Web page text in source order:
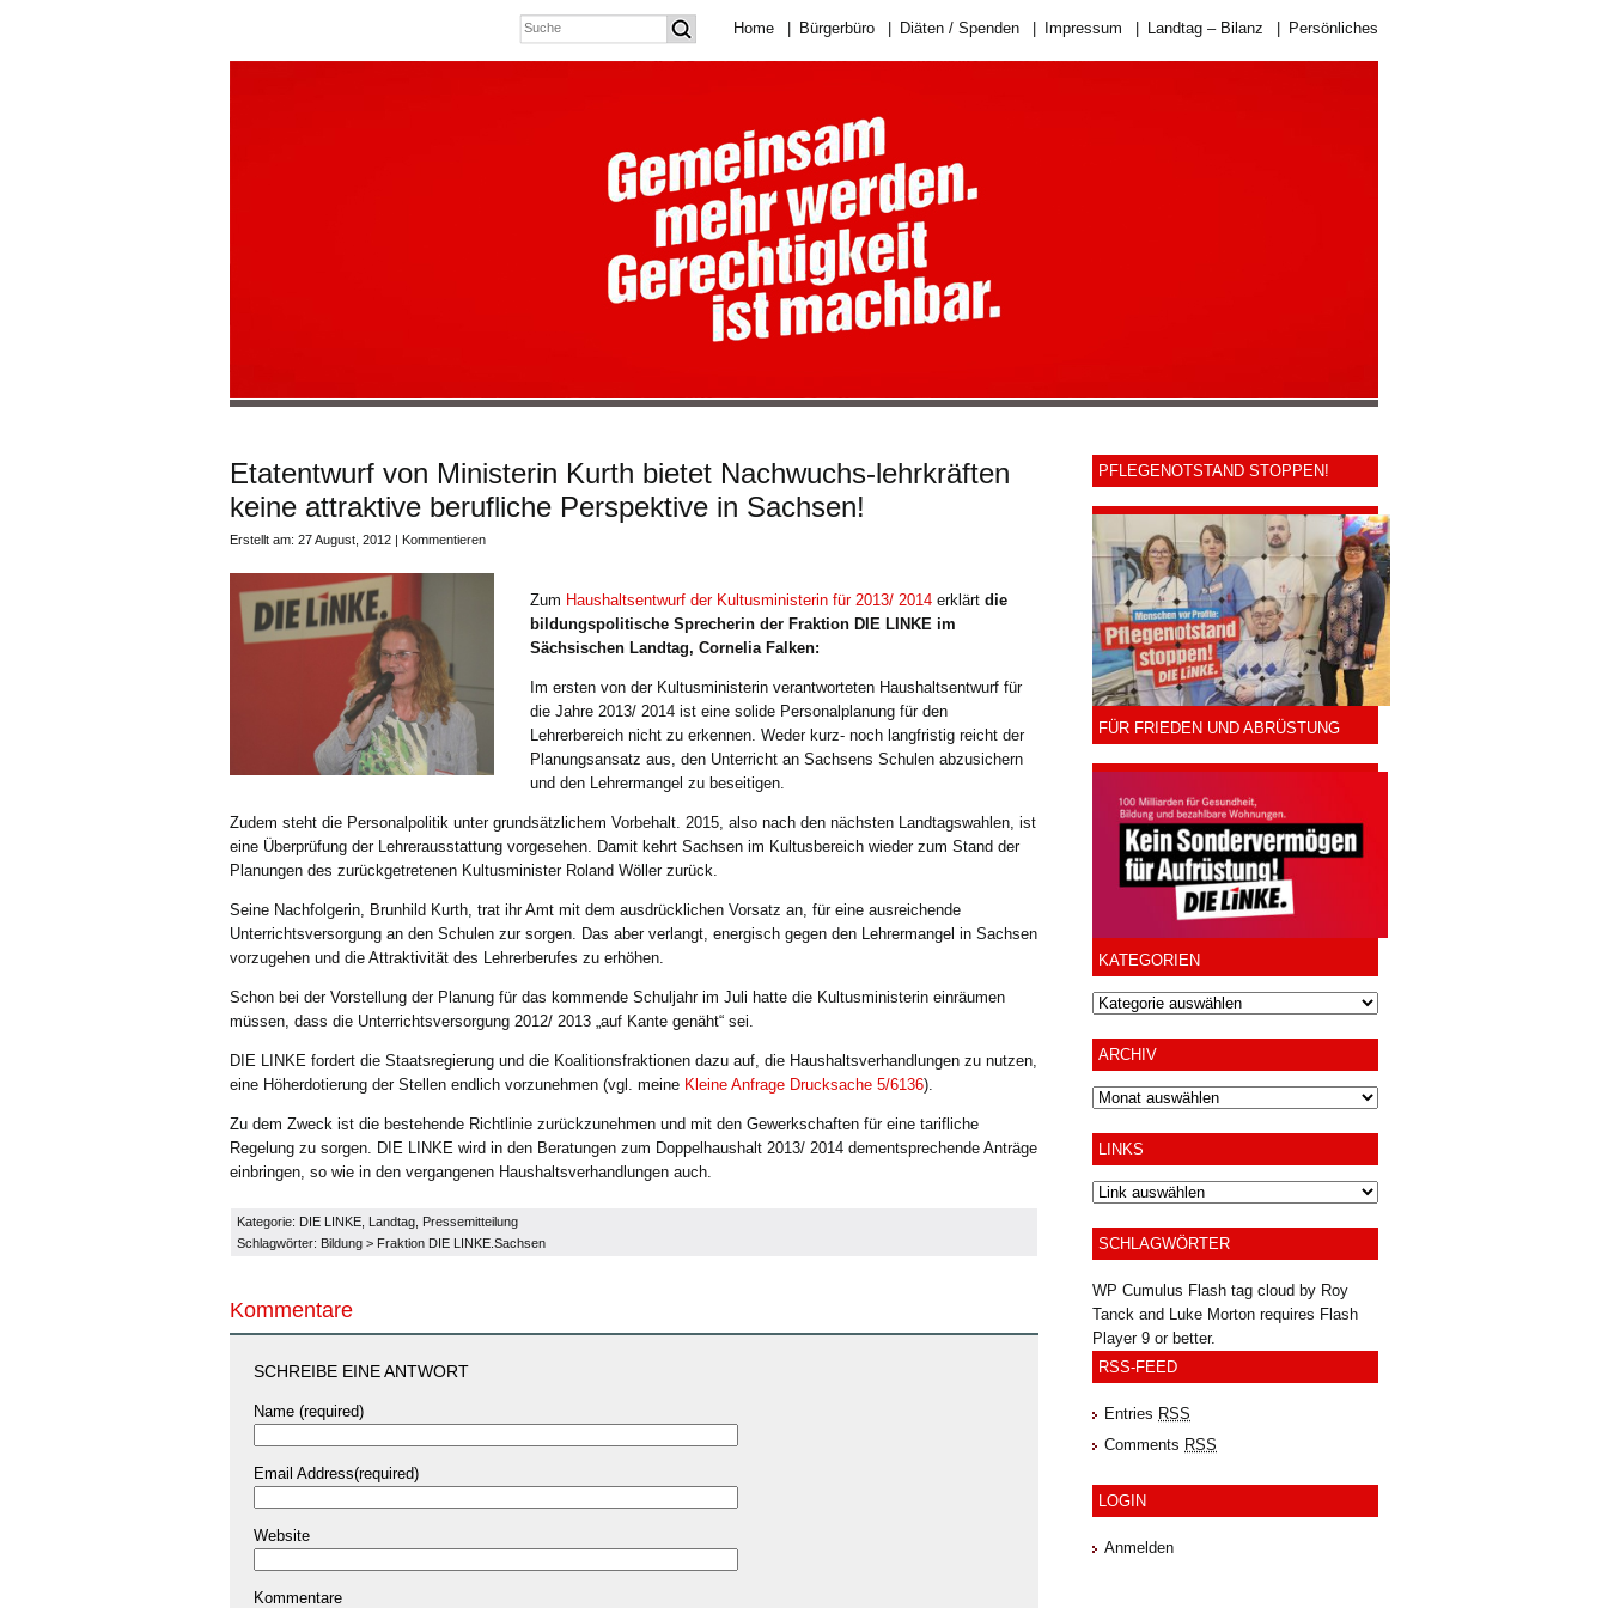
Home Bürgerbüro Diäten / Spenden Impressum Landtag – Bilanz Persönliches
Etatentwurf von Ministerin Kurth bietet Nachwuchs-lehrkräften
keine attraktive berufliche Perspektive in Sachsen!
Erstellt am: 27 August, 2012 | Kommentieren
Zum Haushaltsentwurf der Kultusministerin für 2013/ 2014 erklärt die
bildungspolitische Sprecherin der Fraktion DIE LINKE im
Sächsischen Landtag, Cornelia Falken:
Im ersten von der Kultusministerin verantworteten Haushaltsentwurf für
die Jahre 2013/ 2014 ist eine solide Personalplanung für den
Lehrerbereich nicht zu erkennen. Weder kurz- noch langfristig reicht der
Planungsansatz aus, den Unterricht an Sachsens Schulen abzusichern
und den Lehrermangel zu beseitigen.
Zudem steht die Personalpolitik unter grundsätzlichem Vorbehalt. 2015, also nach den nächsten Landtagswahlen, ist
eine Überprüfung der Lehrerausstattung vorgesehen. Damit kehrt Sachsen im Kultusbereich wieder zum Stand der
Planungen des zurückgetretenen Kultusminister Roland Wöller zurück.
Seine Nachfolgerin, Brunhild Kurth, trat ihr Amt mit dem ausdrücklichen Vorsatz an, für eine ausreichende
Unterrichtsversorgung an den Schulen zur sorgen. Das aber verlangt, energisch gegen den Lehrermangel in Sachsen
vorzugehen und die Attraktivität des Lehrerberufes zu erhöhen.
Schon bei der Vorstellung der Planung für das kommende Schuljahr im Juli hatte die Kultusministerin einräumen
müssen, dass die Unterrichtsversorgung 2012/ 2013 „auf Kante genäht“ sei.
DIE LINKE fordert die Staatsregierung und die Koalitionsfraktionen dazu auf, die Haushaltsverhandlungen zu nutzen,
eine Höherdotierung der Stellen endlich vorzunehmen (vgl. meine Kleine Anfrage Drucksache 5/6136).
Zu dem Zweck ist die bestehende Richtlinie zurückzunehmen und mit den Gewerkschaften für eine tarifliche
Regelung zu sorgen. DIE LINKE wird in den Beratungen zum Doppelhaushalt 2013/ 2014 dementsprechende Anträge
einbringen, so wie in den vergangenen Haushaltsverhandlungen auch.
Kategorie: DIE LINKE Landtag Pressemitteilung
Schlagwörter: Bildung > Fraktion DIE LINKE.Sachsen
Kommentare
SCHREIBE EINE ANTWORT
Name (required)
Email Address(required)
Website
Kommentare
PFLEGENOTSTAND STOPPEN!
FÜR FRIEDEN UND ABRÜSTUNG
KATEGORIEN
ARCHIV
Archiv
LINKS
SCHLAGWÖRTER
WP Cumulus Flash tag cloud by Roy
Tanck and Luke Morton requires Flash
Player9 or better.
RSS-FEED
Entries RSS
Comments RSS
LOGIN
Anmelden